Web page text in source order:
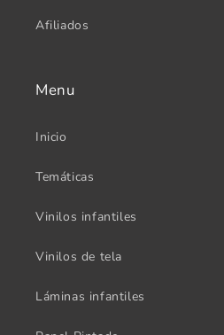
Afiliados
Menu
Inicio
Temáticas
Vinilos infantiles
Vinilos de tela
Láminas infantiles